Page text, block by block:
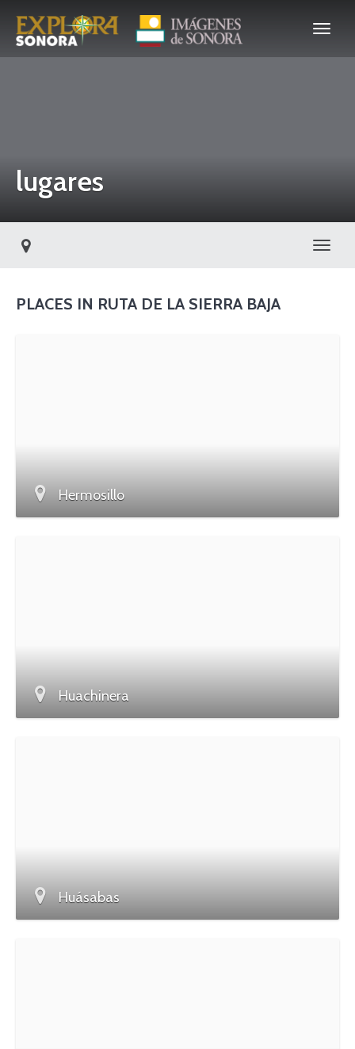
lugares
PLACES IN RUTA DE LA SIERRA BAJA
Hermosillo
Huachinera
Huásabas